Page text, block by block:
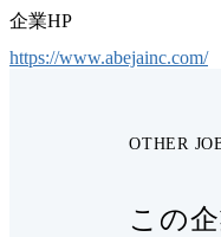
企業HP
https://www.abejainc.com/
OTHER
この